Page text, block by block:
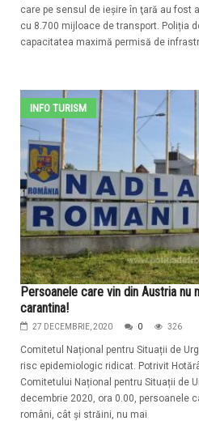
care pe sensul de ieșire în ţară au fost
cu 8.700 mijloace de transport. Poliția
capacitatea maximă permisă de
INFO TURISM
Persoanele care vin din Austria nu
carantina!
27 DECEMBRIE, 2020 0 326
Comitetul Național pentru Situații de
risc epidemiologic ridicat. Potrivit
Comitetului Național pentru Situații de
decembrie 2020, ora 0.00, persoanele
români, cât și străini, nu mai